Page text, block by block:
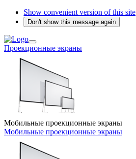
Show convenient version of this site
Don't show this message again
Проекционные экраны
Мобильные проекционные экраны
Мобильные проекционные экраны